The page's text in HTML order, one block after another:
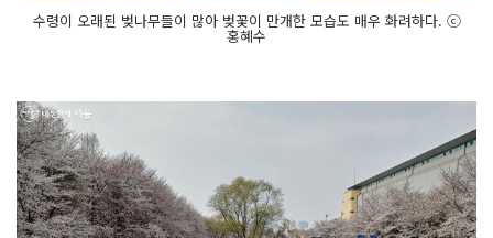
수령이 오래된 벚나무들이 많아 벚꽃이 만개한 모습도 매우 화려하다. ⓒ
홍혜수